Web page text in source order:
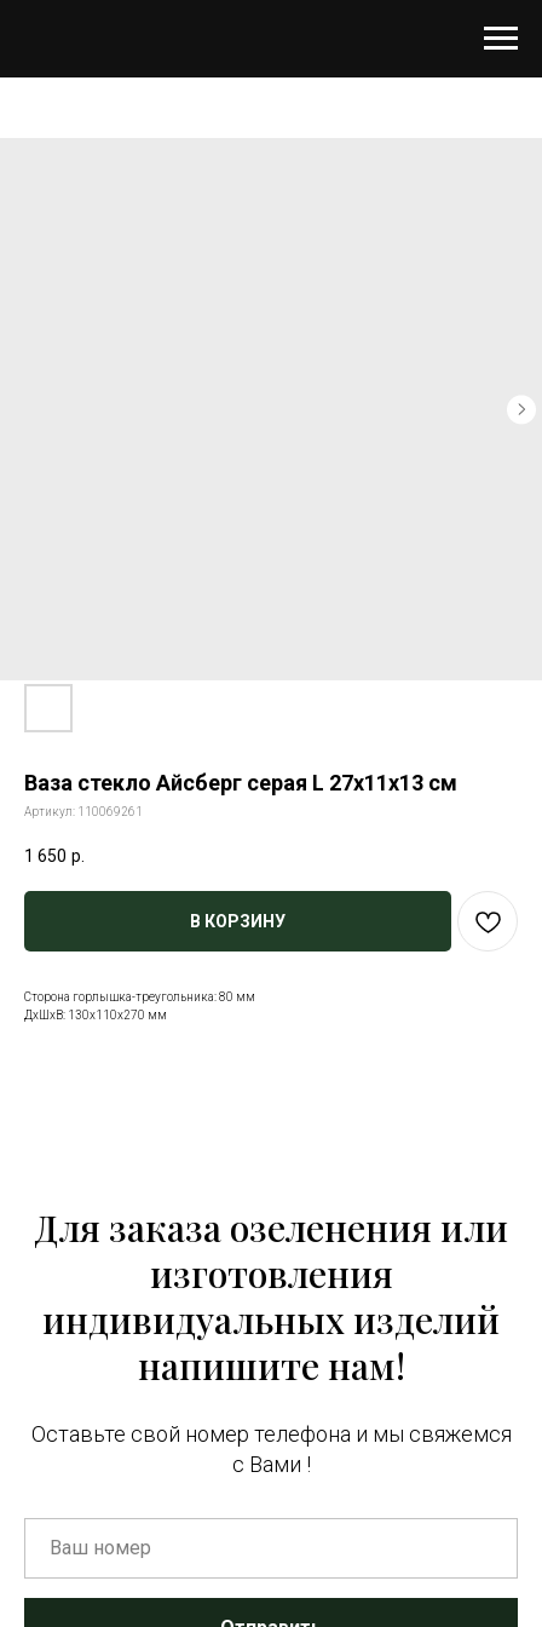
Ваза стекло Айсберг серая L 27х11х13 см
Артикул: 110069261
1 650 р.
В КОРЗИНУ
Сторона горлышка-треугольника: 80 мм
ДxШxВ: 130x110x270 мм
Для заказа озеленения или
изготовления
индивидуальных изделий
напишите нам!
Оставьте свой номер телефона и мы свяжемся
с Вами !